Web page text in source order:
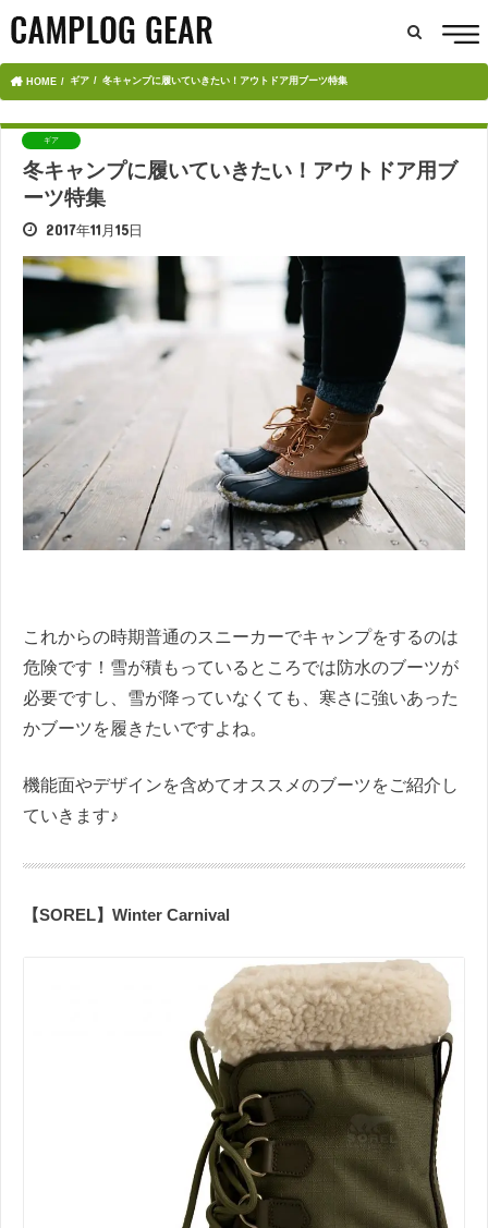
HOME ギア 冬キャンプに履いていきたい！アウトドア用ブーツ特集
ギア
冬キャンプに履いていきたい！アウトドア用ブ
ーツ特集
2017年11月15日
これからの時期普通のスニーカーでキャンプをするのは
危険です！雪が積もっているところでは防水のブーツが
必要ですし、雪が降っていなくても、寒さに強いあった
かブーツを履きたいですよね。
機能面やデザインを含めてオススメのブーツをご紹介し
ていきます♪
【SOREL】Winter Carnival